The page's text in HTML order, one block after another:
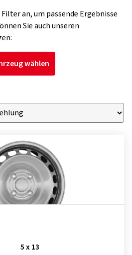
an, um passende Ergebnisse
Sie auch unseren
wählen
5 x 13